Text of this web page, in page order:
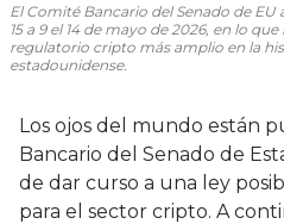
El Comité Bancario del Senado de
15 a 9 el 14 de mayo de 2026, en lo
regulatorio cripto más amplio en la
estadounidense.
Los ojos del mundo están
Bancario del Senado de
de dar curso a una ley
para el sector cripto. A